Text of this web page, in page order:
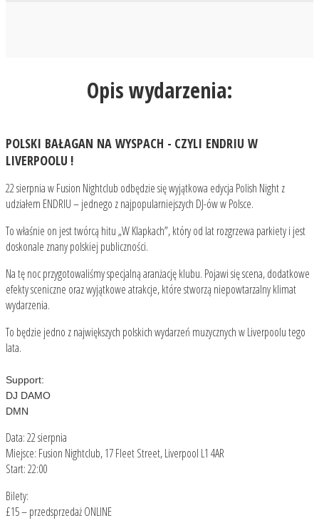
Opis wydarzenia:
POLSKI BAŁAGAN NA WYSPACH - CZYLI ENDRIU W
LIVERPOOLU !
22 sierpnia w Fusion Nightclub odbędzie się wyjątkowa edycja Polish Night z
udziałem ENDRIU – jednego z najpopularniejszych DJ-ów w Polsce.
To właśnie on jest twórcą hitu „W Klapkach”, który od lat rozgrzewa parkiety i jest
doskonale znany polskiej publiczności.
Na tę noc przygotowaliśmy specjalną aranżację klubu. Pojawi się scena, dodatkowe
efekty sceniczne oraz wyjątkowe atrakcje, które stworzą niepowtarzalny klimat
wydarzenia.
To będzie jedno z największych polskich wydarzeń muzycznych w Liverpoolu tego
lata.
Support:
DJ DAMO
DMN
Data: 22 sierpnia
Miejsce: Fusion Nightclub, 17 Fleet Street, Liverpool L1 4AR
Start: 22:00
Bilety:
£15 – przedsprzedaż ONLINE